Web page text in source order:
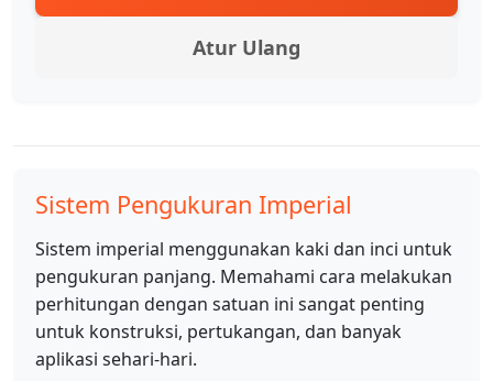
Atur Ulang
Sistem Pengukuran Imperial
Sistem imperial menggunakan kaki dan inci untuk
pengukuran panjang. Memahami cara melakukan
perhitungan dengan satuan ini sangat penting
untuk konstruksi, pertukangan, dan banyak
aplikasi sehari-hari.